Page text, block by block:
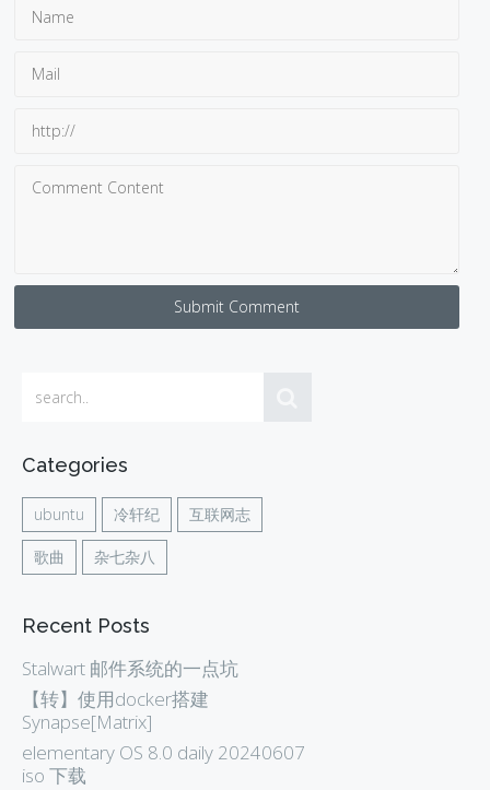
Submit Comment
Categories
ubuntu 冷轩纪 互联网志
歌曲 杂七杂八
Recent Posts
Stalwart 邮件系统的一点坑
【转】使用docker搭建
Synapse[Matrix]
elementary OS 8.0 daily 20240607
iso 下载